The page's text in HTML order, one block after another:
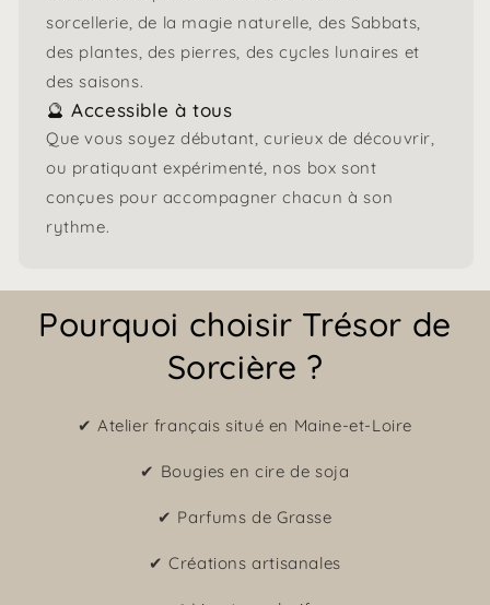
sorcellerie, de la magie naturelle, des Sabbats,
des plantes, des pierres, des cycles lunaires et
des saisons.
🔮 Accessible à tous
Que vous soyez débutant, curieux de découvrir,
ou pratiquant expérimenté, nos box sont
conçues pour accompagner chacun à son
rythme.
Pourquoi choisir Trésor de
Sorcière ?
✔ Atelier français situé en Maine-et-Loire
✔ Bougies en cire de soja
✔ Parfums de Grasse
✔ Créations artisanales